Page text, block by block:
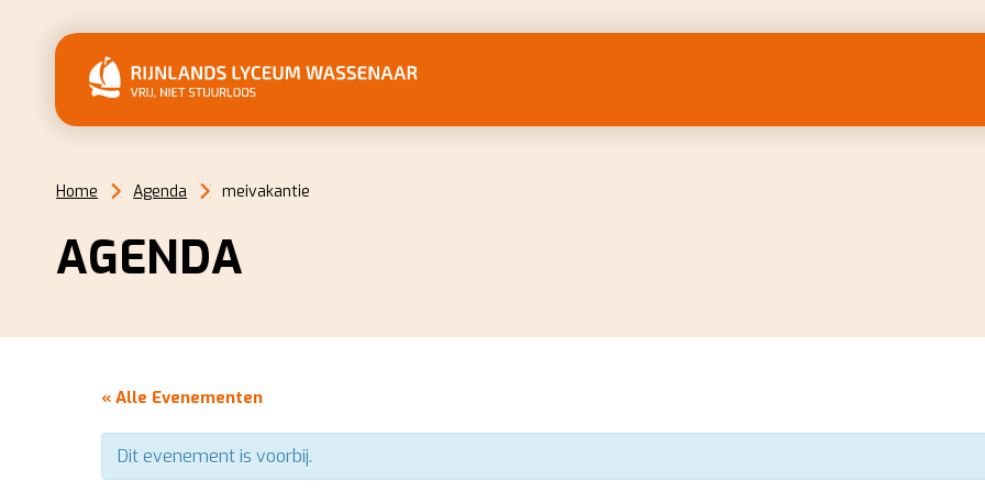
Home Agenda meivakantie
AGENDA
« Alle Evenementen
Dit evenement is voorbij.